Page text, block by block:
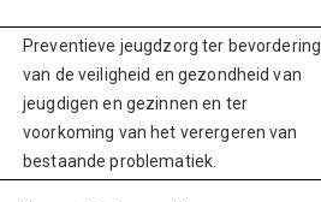
Preventieve jeugdzorg ter bevordering
van de veiligheid en gezondheid van
jeugdigen en gezinnen en ter
voorkoming van het verergeren van
bestaande problematiek.